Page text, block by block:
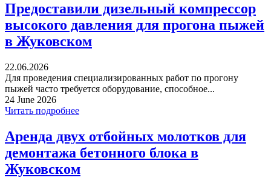
Предоставили дизельный компрессор
высокого давления для прогона пыжей
в Жуковском
22.06.2026
Для проведения специализированных работ по прогону
пыжей часто требуется оборудование, способное...
24 June 2026
Читать подробнее
Аренда двух отбойных молотков для
демонтажа бетонного блока в
Жуковском